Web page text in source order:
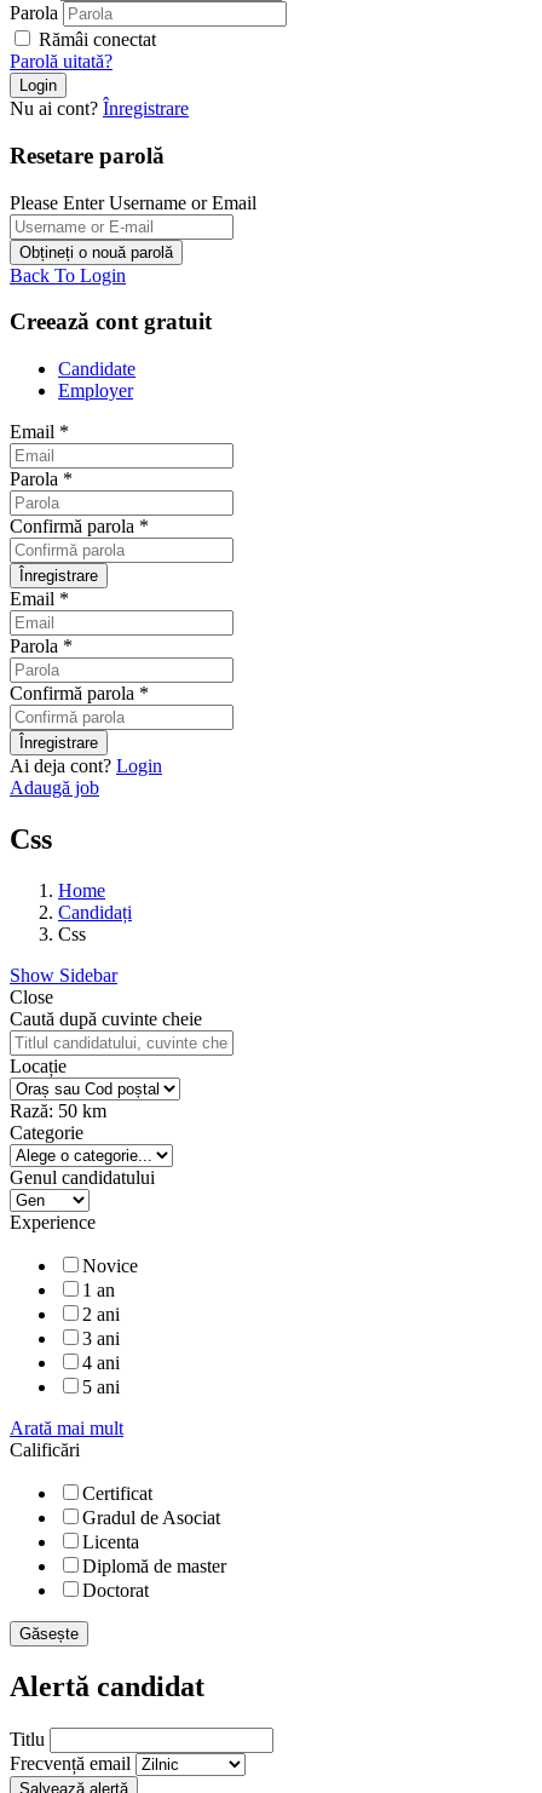
Parola
Rămâi conectat
Parolă uitată?
Nu ai cont? Înregistrare
Resetare parolă
Please Enter Username or Email
Back To Login
Creează cont gratuit
Candidate
Employer
Email *
Parola *
Confirmă parola *
Email *
Parola *
Confirmă parola *
Ai deja cont? Login
Adaugă job
Css
Home
Candidați
Css
Show Sidebar
Close
Caută după cuvinte cheie
Locație
Rază: 50 km
Categorie
Genul candidatului
Experience
Novice
1 an
2 ani
3 ani
4 ani
5 ani
Arată mai mult
Calificări
Certificat
Gradul de Asociat
Licenta
Diplomă de master
Doctorat
Găsește
Alertă candidat
Titlu
Frecvență email
Salvează alertă